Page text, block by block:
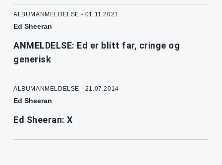
ALBUMANMELDELSE - 01.11.2021
Ed Sheeran
ANMELDELSE: Ed er blitt far, cringe og
generisk
ALBUMANMELDELSE - 21.07.2014
Ed Sheeran
Ed Sheeran: X